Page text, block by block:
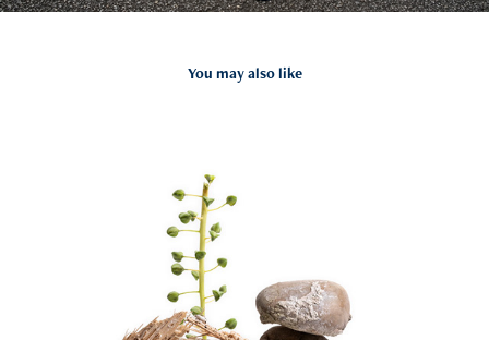
You may also like
Equilibrio Inestable
2026